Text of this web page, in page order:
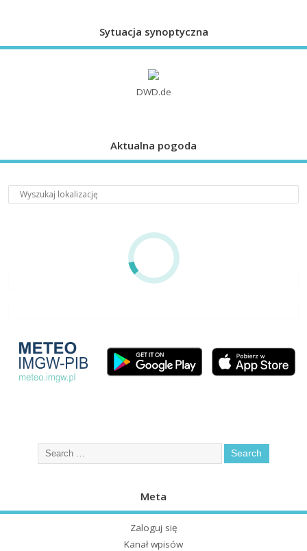
Sytuacja synoptyczna
DWD.de
Aktualna pogoda
Meta
Zaloguj się
Kanał wpisów